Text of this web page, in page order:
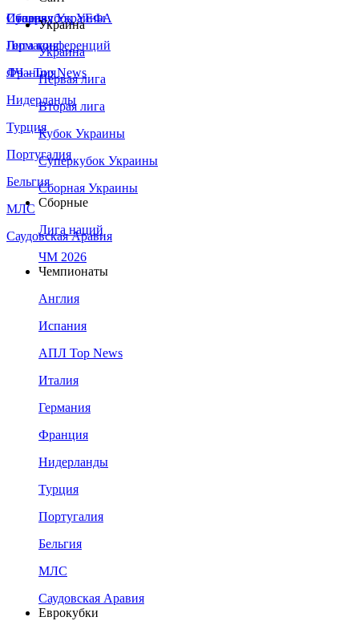
Сборная Украины
Италия
Германия
Франция
Нидерланды
Турция
Португалия
Бельгия
МЛС
Саудовская Аравия
Суперкубок УЕФА
Лига конференций
ЛЧ - Top News
Украина
Украина
Первая лига
Вторая лига
Кубок Украины
Суперкубок Украины
Сборная Украины
Сборные
Лига наций
ЧМ 2026
Чемпионаты
Англия
Испания
АПЛ Top News
Италия
Германия
Франция
Нидерланды
Турция
Португалия
Бельгия
МЛС
Саудовская Аравия
Еврокубки